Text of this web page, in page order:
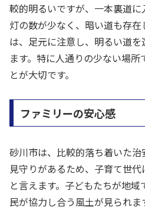
較的明るいですが、一本裏道
灯の数が少なく、暗い道も存
は、足元に注意し、明るい道
ます。特に人通りの少ない場
とが大切です。
ファミリーの安心感
砂川市は、比較的落ち着いた
見守りがあるため、子育て世
と言えます。子どもたちが地
民が協力し合う風土が見られ